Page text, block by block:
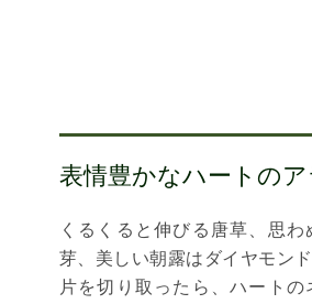
表情豊かなハートの
くるくると伸びる唐草、思
芽、美しい朝露はダイヤモン
片を切り取ったら、ハート